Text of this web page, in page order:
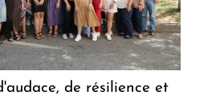
de résilience et